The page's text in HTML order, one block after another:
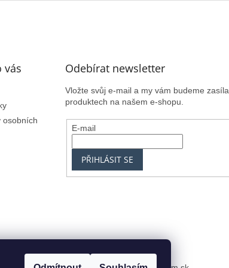
vás
osobních
Odebírat newsletter
Vložte svůj e-mail a my vám budeme
produktech na našem e-shopu.
E-mail
PŘIHLÁSIT SE